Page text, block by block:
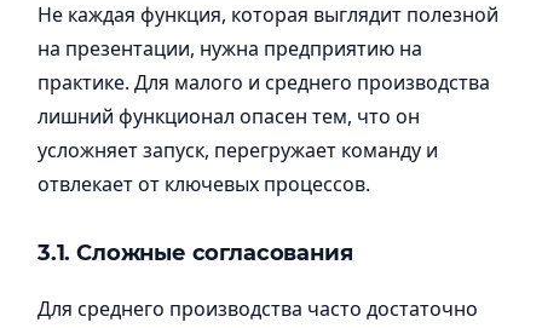
Не каждая функция, которая выглядит полезной
на презентации, нужна предприятию на
практике. Для малого и среднего производства
лишний функционал опасен тем, что он
усложняет запуск, перегружает команду и
отвлекает от ключевых процессов.
3.1. Сложные согласования
Для среднего производства часто достаточно